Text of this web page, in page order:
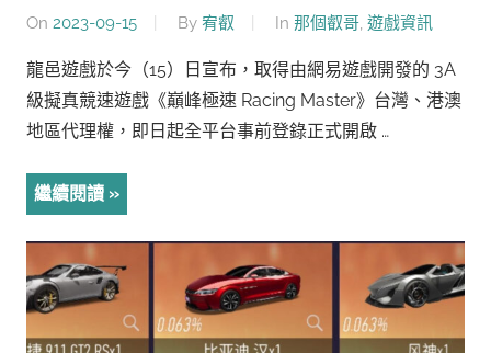
On 2023-09-15 By 宥叡 In 那個叡哥, 遊戲資訊
龍邑遊戲於今（15）日宣布，取得由網易遊戲開發的 3A
級擬真競速遊戲《巔峰極速 Racing Master》台灣、港澳
地區代理權，即日起全平台事前登錄正式開啟 …
繼續閱讀